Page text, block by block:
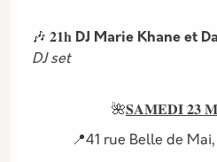
🎶 𝟐𝟏𝐡 DJ Marie Khane et
DJ set
🌺𝐒𝐀𝐌𝐄𝐃𝐈 𝟐𝟑
📍41 rue Belle de